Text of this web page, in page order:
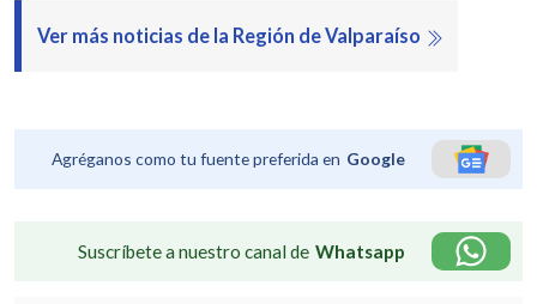
Ver más noticias de la Región de Valparaíso
Agréganos como tu fuente preferida en Google
Suscríbete a nuestro canal de Whatsapp